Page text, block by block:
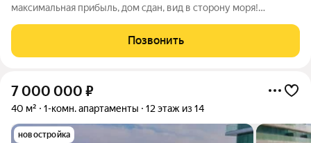
максимальная прибыль, дом сдан, вид в сторону моря!
комплексе «Нескучный сад», г. Сочи, Адлерский р-н, ул.
Ленина, з/у 280А. , 3 корпус.
Позвонить
7 000 000 ₽
40 м² 1-комн. апартаменты 12 этаж из 14
новостройка